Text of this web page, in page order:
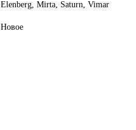
Elenberg, Mirta, Saturn, Vimar
Новое